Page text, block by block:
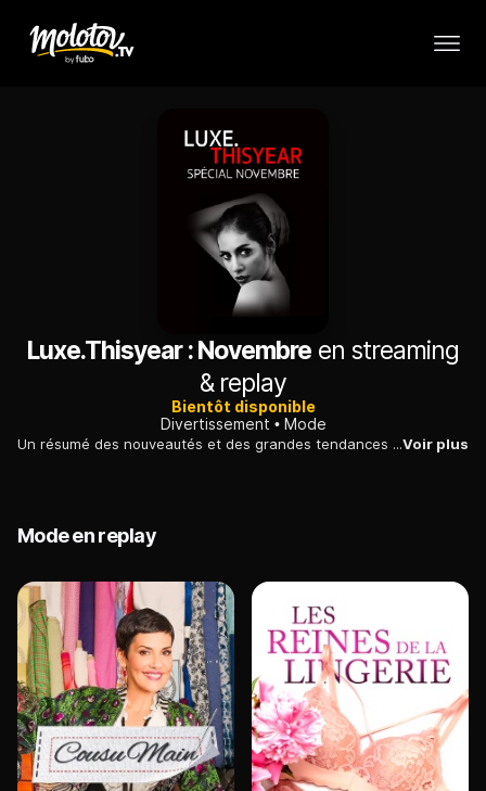
Luxe.Thisyear : Novembre en streaming
& replay
Bientôt disponible
Divertissement
Mode
Un résumé des nouveautés et des grandes tendances du mois de Novembre 2018.Voir plus
Mode en replay